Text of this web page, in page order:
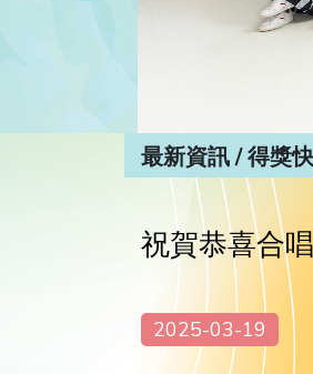
最新資訊 / 得獎
祝賀恭喜合
2025-03-19